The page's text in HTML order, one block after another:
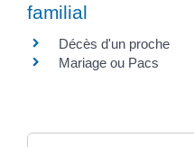
familial
Décès d'un proche
Mariage ou Pacs